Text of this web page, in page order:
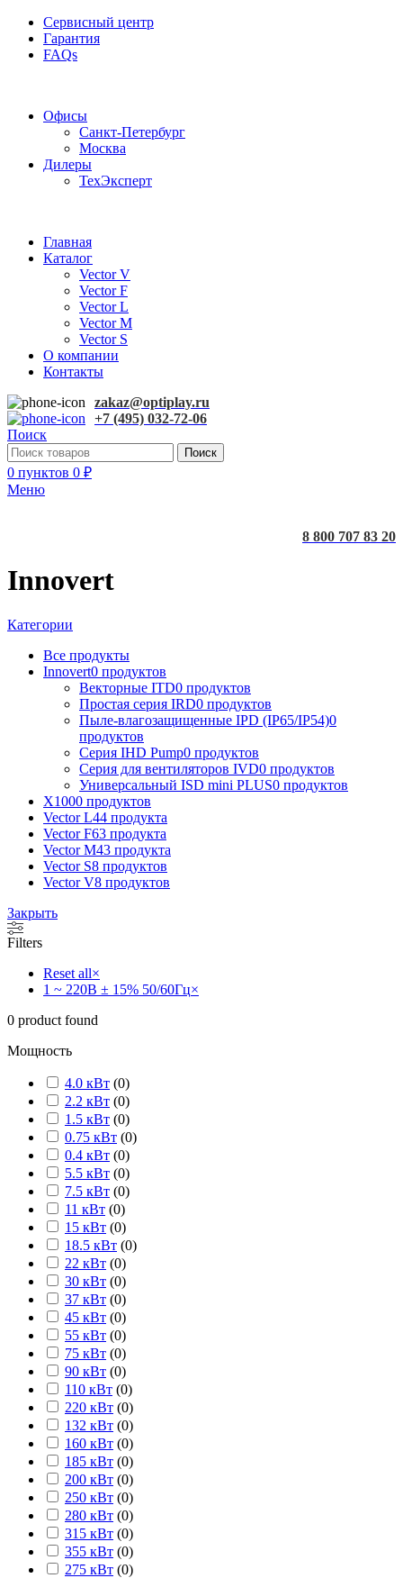
Сервисный центр
Гарантия
FAQs
Офисы
Санкт-Петербург
Москва
Дилеры
ТехЭксперт
Главная
Каталог
Vector V
Vector F
Vector L
Vector M
Vector S
О компании
Контакты
zakaz@optiplay.ru
+7 (495) 032-72-06
Поиск
Поиск
0 пунктов 0 ₽
Меню
8 800 707 83 20
Innovert
Категории
Все продукты
Innovert0 продуктов
Векторные ITD0 продуктов
Простая серия IRD0 продуктов
Пыле-влагозащищенные IPD (IP65/IP54)0
продуктов
Серия IHD Pump0 продуктов
Серия для вентиляторов IVD0 продуктов
Универсальный ISD mini PLUS0 продуктов
X1000 продуктов
Vector L44 продукта
Vector F63 продукта
Vector M43 продукта
Vector S8 продуктов
Vector V8 продуктов
Закрыть
Filters
Reset all×
1 ~ 220В ± 15% 50/60Гц×
0 product found
Мощность
4.0 кВт (0)
2.2 кВт (0)
1.5 кВт (0)
0.75 кВт (0)
0.4 кВт (0)
5.5 кВт (0)
7.5 кВт (0)
11 кВт (0)
15 кВт (0)
18.5 кВт (0)
22 кВт (0)
30 кВт (0)
37 кВт (0)
45 кВт (0)
55 кВт (0)
75 кВт (0)
90 кВт (0)
110 кВт (0)
220 кВт (0)
132 кВт (0)
160 кВт (0)
185 кВт (0)
200 кВт (0)
250 кВт (0)
280 кВт (0)
315 кВт (0)
355 кВт (0)
275 кВт (0)